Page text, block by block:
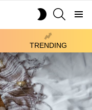
SWITCH
TRENDING